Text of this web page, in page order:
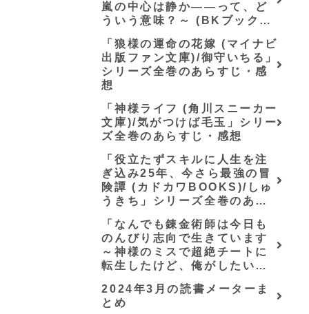
嵐の中心は静か――って、ど
ういう意味？～ (BKブック
らすじ・感想
「狼様の運命の花嫁 (マイナビ
出版ファン文庫)/御守いちる」
シリーズ全巻のあらすじ・感
想
「神様ライフ (角川スニーカー
文庫)/気がつけば毛玉」シリー
ズ全巻のあらすじ・感想
「役立たずスキルに人生を注
ぎ込み25年、今さら最強の冒
険譚 (カドカワBOOKS)/しゅ
うきち」シリーズ全巻のあら
「なんでも錬金術師は今日も
のんびり志向で生きています
～神様のミスで超絶チートに
転生したけど、俺がしたいの
会の立上げです～（グラスト
ノベルス） (グラスト
2024年3月の読書メーターま
とめ